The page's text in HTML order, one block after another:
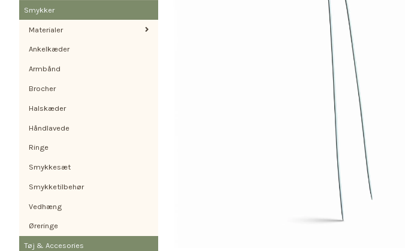
Smykker
Materialer
Ankelkæder
Armbånd
Brocher
Halskæder
Håndlavede
Ringe
Smykkesæt
Smykketilbehør
Vedhæng
Øreringe
Tøj & Accesories